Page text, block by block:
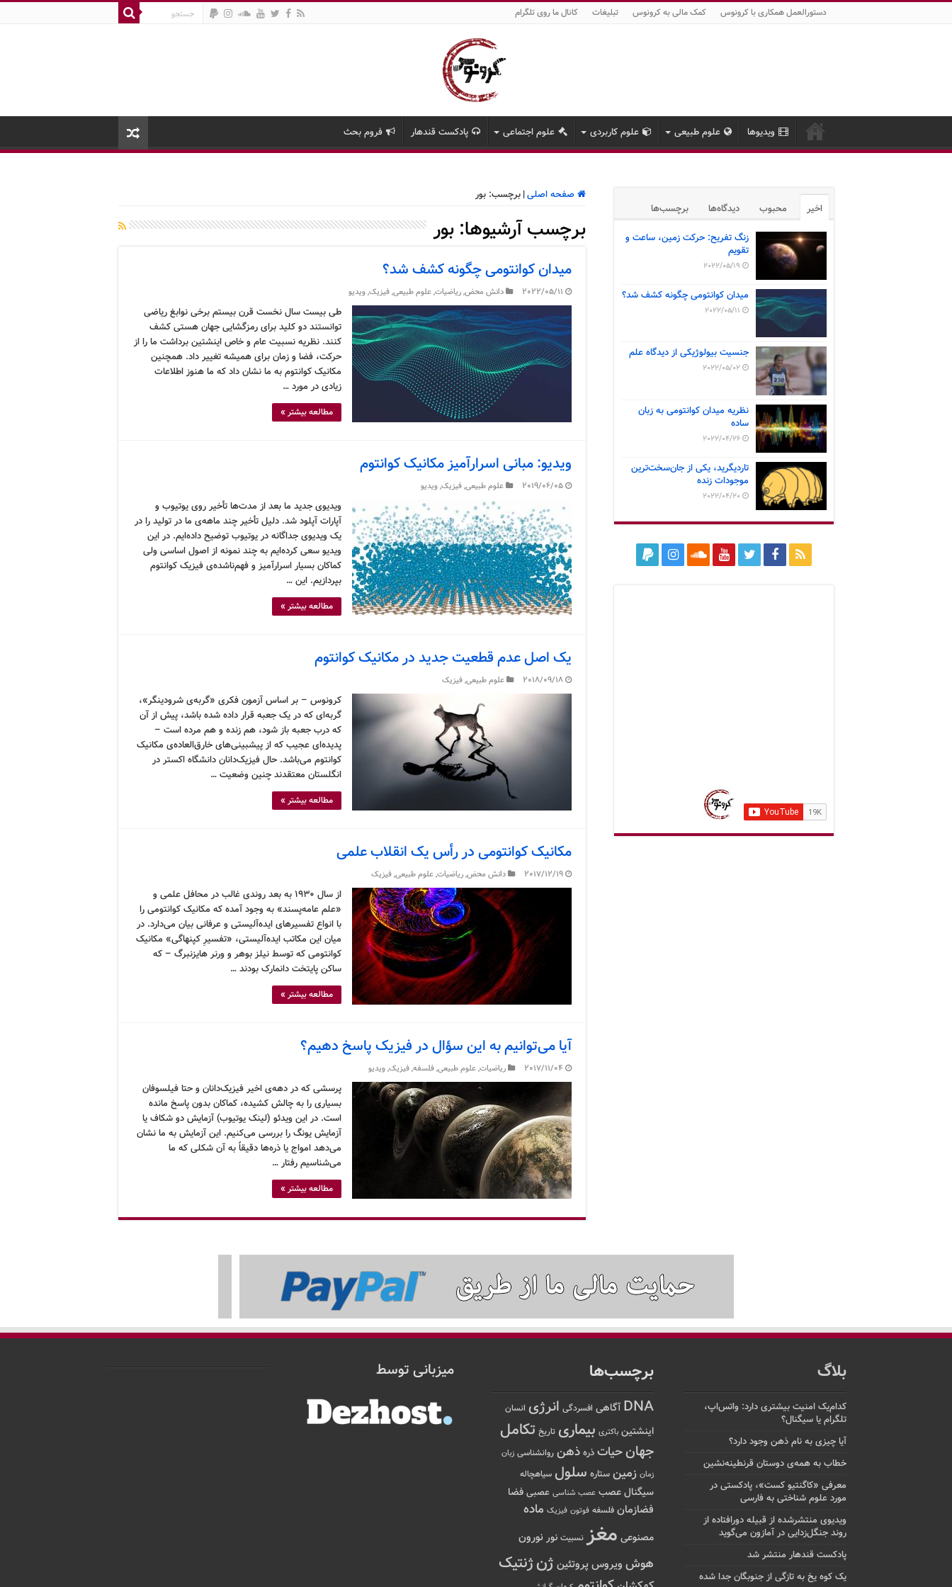
دستورالعمل همکاری با کرونوس کمک مالی به کرونوس تبلیغات کانال ما روی تلگرام
ویدیوها علوم طبیعی علوم کاربردی علوم اجتماعی پادکست قندهار فروم بحث
صفحه اصلی| برچسب: بور
برچسب آرشیوها: بور
میدان کوانتومی چگونه کشف شد؟
2022/05/11 دانش محض,ریاضیات,علوم طبیعی,فیزیک,ویدیو
طی بیست سال نخست قرن بیستم برخی نوابغ ریاضی
توانستند دو کلید برای رمزگشایی جهان هستی کشف
کنند. نظریه نسبیت عام و خاص اینشتین برداشت ما را از
حرکت، فضا و زمان برای همیشه تغییر داد. همچنین
مکانیک کوانتوم به ما نشان داد که ما هنوز اطلاعات
زیادی در مورد …
مطالعه بیشتر »
ویدیو: مبانی اسرارآمیز مکانیک کوانتوم
2019/06/05 علوم طبیعی,فیزیک,ویدیو
ویدیوی جدید ما بعد از مدت‌ها تأخیر روی یوتیوب و
آپارات آپلود شد. دلیل تأخیر چند ماهه‌ی ما در تولید را در
یک ویدیوی جداگانه در یوتیوب توضیح داده‌ایم. در این
ویدیو سعی کرده‌ایم به چند نمونه از اصول اساسی ولی
کماکان بسیار اسرارآمیز و فهم‌ناشده‌ی فیزیک کوانتوم
بپردازیم. این …
مطالعه بیشتر »
یک اصل عدم قطعیت جدید در مکانیک کوانتوم
2018/09/18 علوم طبیعی,فیزیک
کرونوس – بر اساس آزمون فکری «گربه‌ی شرودینگر»،
گربه‌ای که در یک جعبه قرار داده شده باشد، پیش از آن
که درب جعبه باز شود، هم زنده و هم مرده است –
پدیده‌ای عجیب که از پیشبینی‌های خارق‌العاده‌ی مکانیک
کوانتوم می‌باشد. حال فیزیک‌دانان دانشگاه اکستر در
انگلستان معتقدند چنین وضعیت …
مطالعه بیشتر »
مکانیک کوانتومی در رأس یک انقلاب علمی
2017/12/19 دانش محض,ریاضیات,علوم طبیعی,فیزیک
از سال ۱٩٣۰ به بعد روندی غالب در محافل علمی و
«علم عامه‌پسند» به وجود آمده که مکانیک کوانتومی را
با انواع تفسیرهای ایده‌آلیستی و عرفانی بیان می‌دارد. در
میان این مکاتب ایده‌آلیستی، «تفسیرِ کپنهاگی» مکانیک
کوانتومی که توسط نیلز بوهر و ورنر هایزنبرگ – که
ساکن پایتخت دانمارک بودند …
مطالعه بیشتر »
آیا می‌توانیم به این سؤال در فیزیک پاسخ دهیم؟
2017/11/04 ریاضیات,علوم طبیعی,فلسفه,فیزیک,ویدیو
پرسشی که در دهه‌ی اخیر فیزیک‌دانان و حتا فیلسوفان
بسیاری را به چالش کشیده، کماکان بدون پاسخ مانده
است. در این ویدئو (لینک یوتیوب) آزمایش دو شکاف یا
آزمایش یونگ را بررسی می‌کنیم. این آزمایش به ما نشان
می‌دهد امواج یا ذره‌ها دقیقاً به آن شکلی که ما
می‌شناسیم رفتار …
مطالعه بیشتر »
اخیر محبوب دیدگاه‌ها برچسب‌ها
زنگ تفریح: حرکت زمین، ساعت و
تقویم
2022/05/19
میدان کوانتومی چگونه کشف شد؟
2022/05/11
جنسیت بیولوژیکی از دیدگاه علم
2022/05/02
نظریه میدان کوانتومی به زبان
ساده
2022/04/26
تاردیگرید، یکی از جان‌سخت‌ترین
موجودات زنده
2022/04/20
بلاگ
کدام‌یک امنیت بیشتری دارد: واتس‌اپ،
تلگرام یا سیگنال؟
آیا چیزی به نام ذهن وجود دارد؟
خطاب به همه‌ی دوستان قرنطینه‌نشین
معرفی «کاگنتیو کست»، پادکستی در
مورد علوم شناختی به فارسی
ویدیوی منتشرشده از قبیله دورافتاده‌ از
روند جنگل‌زدایی در آمازون می‌گوید
پادکست قندهار منتشر شد
یک کوه یخ به تازگی از جنوبگان جدا شده
برچسب‌ها
DNA آگاهی افسردگی انرژی انسان
اینشتین باکتری بیماری تاریخ تکامل
جهانحیات ذره ذهن روانشناسی زبان
زمان زمین ستاره سلول سیاهچاله
سیگنالعصب عصب شناسی عصبی فضا
فضازمان فلسفه فوتون فیزیک ماده
مصنوعی مغز نسبیت نور نورون
هوش ویروس پروتئین ژنژنتیک
میزبانی توسط